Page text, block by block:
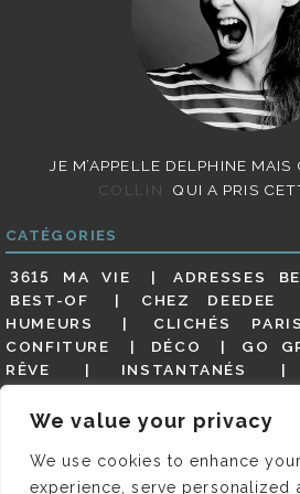
We value your privacy
We use cookies to enhance
experience, serve personalized
JE M’APPELLE DELPHINE MAIS
COLLIN
QUI A PRIS
CATÉGORIES
3615 MA VIE ADRESSES
BEST-OF
CHEZ DEEDEE
HUMEURS
CLICHÉS
CONFITURE
DÉCO GO
RÊVE
INSTANTANÉS
MES ADRESSES
MODE
GUIDE
PARIS EN PHOTOS
REVUE DE PRESSE DÉTAILLÉE,